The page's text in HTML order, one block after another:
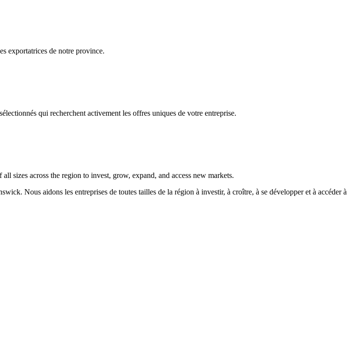
exportatrices de notre province.
qui recherchent activement les offres uniques de votre entreprise.
sizes across the region to invest, grow, expand, and access new markets.
Nous aidons les entreprises de toutes tailles de la région à investir, à croître, à se développer et à accéder à